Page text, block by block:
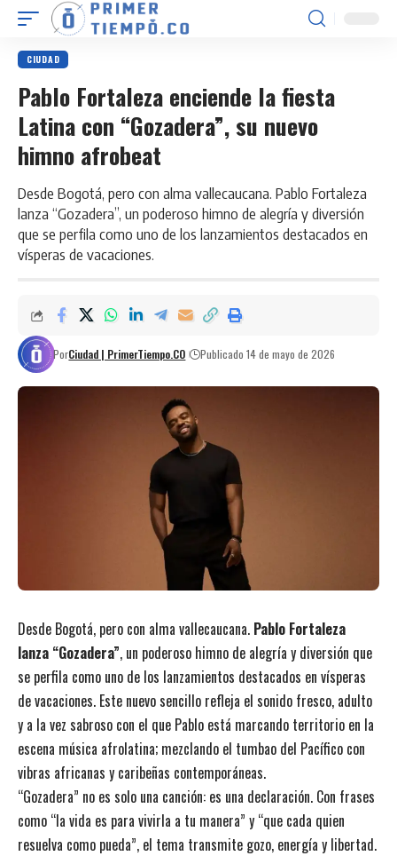
CIUDAD
Pablo Fortaleza enciende la fiesta
Latina con “Gozadera”, su nuevo
himno afrobeat
Desde Bogotá, pero con alma vallecaucana. Pablo Fortaleza
lanza “Gozadera”, un poderoso himno de alegría y diversión
que se perfila como uno de los lanzamientos destacados en
vísperas de vacaciones.
PorCiudad | PrimerTiempo.CO Publicado 14 de mayo de 2026
Desde Bogotá, pero con alma vallecaucana. Pablo Fortaleza
lanza “Gozadera”, un poderoso himno de alegría y diversión que
se perfila como uno de los lanzamientos destacados en vísperas
de vacaciones. Este nuevo sencillo refleja el sonido fresco, adulto
y a la vez sabroso con el que Pablo está marcando territorio en la
escena música afrolatina; mezclando el tumbao del Pacífico con
vibras africanas y caribeñas contemporáneas.
“Gozadera” no es solo una canción: es una declaración. Con frases
como “la vida es para vivirla a tu manera” y “que cada quien
resuelva como pueda”, el tema transmite gozo, energía y libertad.